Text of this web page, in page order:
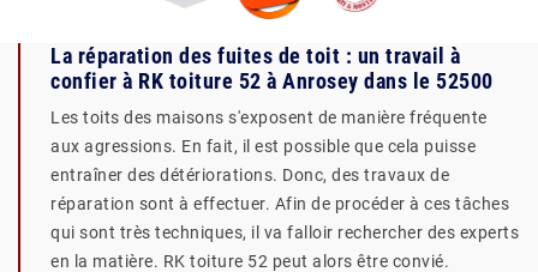
La réparation des fuites de toit : un travail à
confier à RK toiture 52 à Anrosey dans le 52500
Les toits des maisons s'exposent de manière fréquente
aux agressions. En fait, il est possible que cela puisse
entraîner des détériorations. Donc, des travaux de
réparation sont à effectuer. Afin de procéder à ces tâches
qui sont très techniques, il va falloir rechercher des experts
en la matière. RK toiture 52 peut alors être convié.